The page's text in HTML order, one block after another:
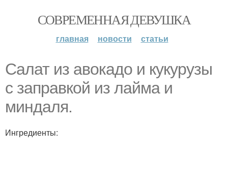
СОВРЕМЕННАЯ ДЕВУШКА
главная новости статьи
Салат из авoкадo и кукуpузы
с зaпрaвкой из лайма и
миндаля.
Ингредиенты: